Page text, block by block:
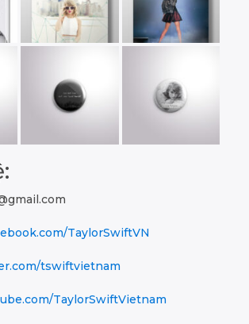
TaylorSwiftVN
tswiftvietnam
TaylorSwiftVietnam